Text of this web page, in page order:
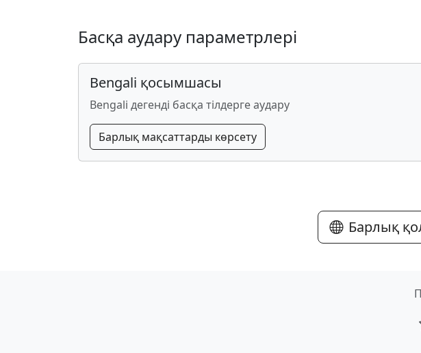
Басқа аудару параметрлері
Bengali қосымшасы
Bengali дегенді басқа тілдерге аудару
Барлық мақсаттарды көрсету
Барлық